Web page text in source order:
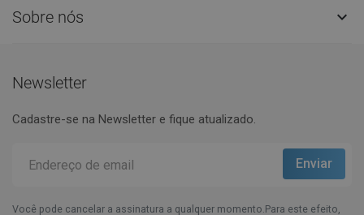
Sobre nós 
Newsletter
Cadastre-se na Newsletter e fique atualizado.
Você pode cancelar a assinatura a qualquer momento.Para este efeito,